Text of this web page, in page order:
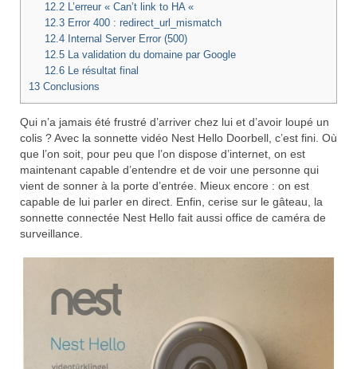
12.2L’erreur « Can’t link to HA «
12.3Error 400 : redirect_url_mismatch
12.4Internal Server Error (500)
12.5La validation du domaine par Google
12.6Le résultat final
13 Conclusions
Qui n’a jamais été frustré d’arriver chez lui et d’avoir loupé un
colis ? Avec la sonnette vidéo Nest Hello Doorbell, c’est fini. Où
que l’on soit, pour peu que l’on dispose d’internet, on est
maintenant capable d’entendre et de voir une personne qui
vient de sonner à la porte d’entrée. Mieux encore : on est
capable de lui parler en direct. Enfin, cerise sur le gâteau, la
sonnette connectée Nest Hello fait aussi office de caméra de
surveillance.